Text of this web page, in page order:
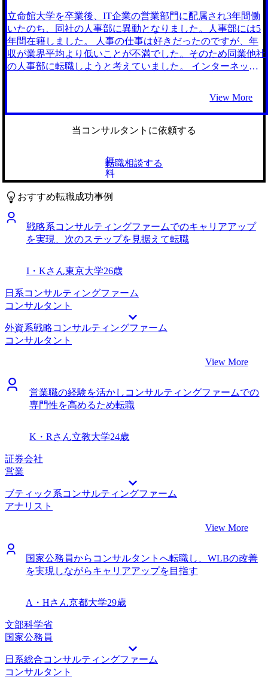
ェントだと実感しました。山村さんは人材領域に精通された
方で、組織人事コンサルの案件についても詳しく教えてくだ
さいました。前評判通りのサービスだと感じ、支援をお願い
することに決めました。 面接対策が非常に充実していまし
た。コンサルティングファーム特有のケース面接は初めての
た。少しずつですが論理的・網羅的に考え抜く力が身につい
たのは間違いなく手厚い面接対策のおかげです。 前述しま
したが面接対策をしっかり行えたことがよかったです。転職
トが難しかったです。山村さんにはしっかりと対策するよう
に言われていたのですが、問題ないだろうと油断していまし
た。2社ほどWebテストが原因で選考通過が叶わない結果に
なってしまったのでもったいなかったなと思っています。
今後は様々なクライアントの人事制度改革に携わりたいと考
えています。将来的には事業会社のCHROになることを目指
し、知識と経験を身につけていきたいです。
立命館大学を卒業後、IT企業の営業部門に配属され3年間働
いたのち、同社の人事部に異動となりました。人事部には5
年間在籍しました。 人事の仕事は好きだったのですが、年
収が業界平均より低いことが不満でした。そのため同業他社
の人事部に転職しようと考えていました。 インターネット
さはもちろんですが、人材育成の支援に特化したコンサルタ
ントの業務内容も私のやりたいことと近く、非常に魅力的に
感じました。 3社です。 初回面談の印象が最も良かったので
アビジョンを丁寧にヒアリングしてくださり、転職活動の進
め方も整理して教えてくださりました。非常に聡明かつ誠実
な方だという印象だったので支援をお願いしました。 面接
対策を徹底的に行なっていただいたのが何よりも良かったで
す。なぜ人事コンサルタントになりたいのかという動機を論
理的に伝えるのに苦労したのですが、何度もフィードバック
をいただくことで自信を持って話せるようになりました。実
際、面接では想像以上に高い評価をいただきました。 転職
す。加えて山村さんには面談の日程調整も柔軟に対応いただ
た。目標の年収アップも実現できて非常に満足しています。
転職先が決まった後、少し燃え尽き症候群のような状態にな
ってしまったことですね。転職活動に精力的に取り組めたこ
とは良かったですが、想像以上にストレスを感じていたよう
でした。山村さんにも適度に休むことを勧められていたの
View More
当コンサルタントに依頼する
無
料
転職相談する
おすすめ転職成功事例
戦略系コンサルティングファームでのキャリアアップ
を実現、次のステップを見据えて転職
I・Kさん東京大学26歳
日系コンサルティングファーム
コンサルタント
外資系戦略コンサルティングファーム
コンサルタント
View More
営業職の経験を活かしコンサルティングファームでの
専門性を高めるため転職
K・Rさん立教大学24歳
証券会社
営業
ブティック系コンサルティングファーム
アナリスト
View More
国家公務員からコンサルタントへ転職し、WLBの改善
を実現しながらキャリアアップを目指す
A・Hさん京都大学29歳
文部科学省
国家公務員
日系総合コンサルティングファーム
コンサルタント